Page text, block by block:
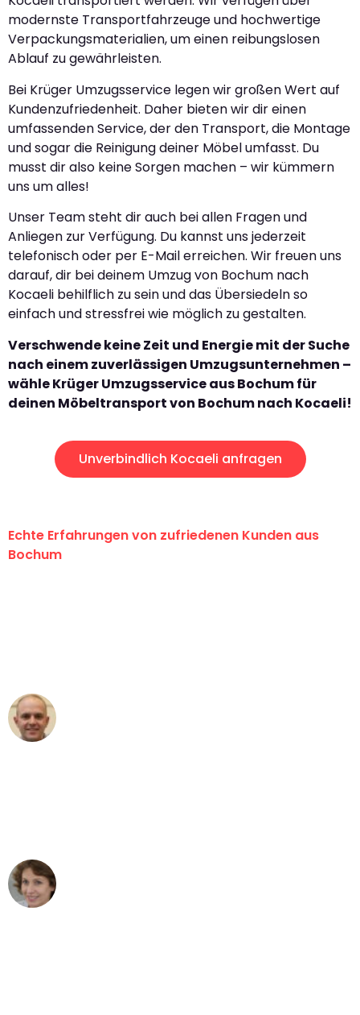
modernste Transportfahrzeuge und hochwertige
Verpackungsmaterialien, um einen reibungslosen
Ablauf zu gewährleisten.
Bei Krüger Umzugsservice legen wir großen Wert auf
Kundenzufriedenheit. Daher bieten wir dir einen
umfassenden Service, der den Transport, die Montage
und sogar die Reinigung deiner Möbel umfasst. Du
musst dir also keine Sorgen machen – wir kümmern
uns um alles!
Unser Team steht dir auch bei allen Fragen und
Anliegen zur Verfügung. Du kannst uns jederzeit
telefonisch oder per E-Mail erreichen. Wir freuen uns
darauf, dir bei deinem Umzug von Bochum nach
Kocaeli behilflich zu sein und das Übersiedeln so
einfach und stressfrei wie möglich zu gestalten.
Verschwende keine Zeit und Energie mit der Suche
nach einem zuverlässigen Umzugsunternehmen –
wähle Krüger Umzugsservice aus Bochum für
deinen Möbeltransport von Bochum nach Kocaeli!
Unverbindlich Kocaeli anfragen
Echte Erfahrungen von zufriedenen Kunden aus
Bochum